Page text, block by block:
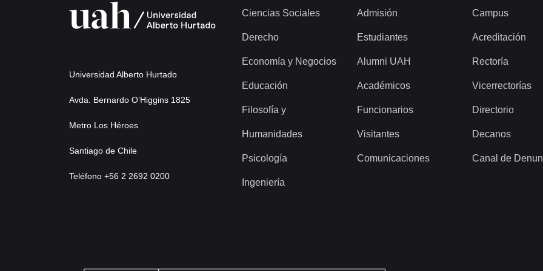
Universidad Alberto Hurtado
Avda. Bernardo O’Higgins 1825
Metro Los Héroes
Santiago de Chile
Teléfono +56 2 2692 0200
Ciencias Sociales
Derecho
Economía y Negocios
Educación
Filosofía y
Humanidades
Psicología
Ingeniería
Admisión
Estudiantes
Alumni UAH
Académicos
Funcionarios
Visitantes
Comunicaciones
Campus
Acreditación
Rectoría
Vicerrectorías
Directorio
Decanos
Canal de